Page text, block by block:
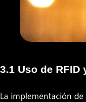
3.1 Uso de RFID
La implementación